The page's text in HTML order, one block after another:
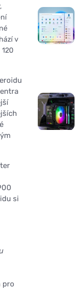
v
si
pro